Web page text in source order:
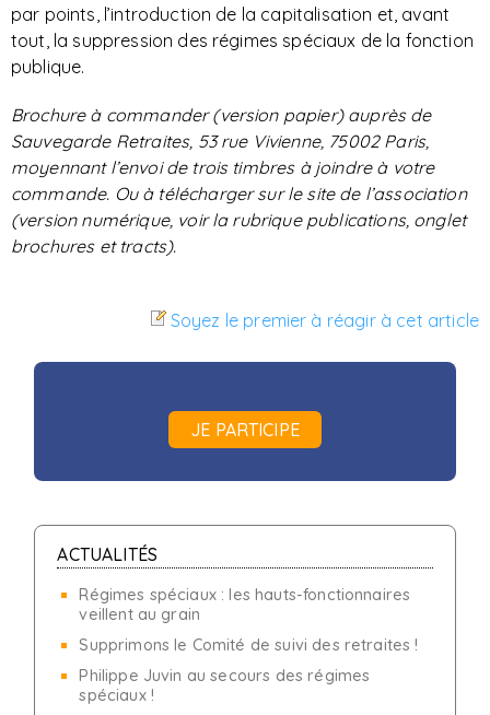
par points, l’introduction de la capitalisation et, avant
tout, la suppression des régimes spéciaux de la fonction
publique.
Brochure à commander (version papier) auprès de
Sauvegarde Retraites, 53 rue Vivienne, 75002 Paris,
moyennant l’envoi de trois timbres à joindre à votre
commande. Ou à télécharger sur le site de l’association
(version numérique, voir la rubrique publications, onglet
brochures et tracts).
Soyez le premier à réagir à cet article
JE PARTICIPE
ACTUALITÉS
Régimes spéciaux : les hauts-fonctionnaires
veillent au grain
Supprimons le Comité de suivi des retraites !
Philippe Juvin au secours des régimes
spéciaux !